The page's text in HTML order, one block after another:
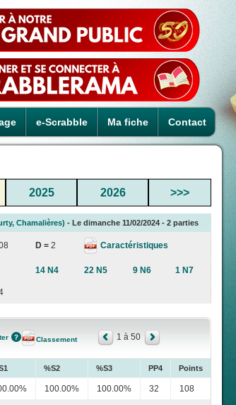
e-Scrabble Ma fiche Contact
2025 2026 >>>
Chamalières) - Le dimanche 11/02/2024 - 2 parties
D = 2 Caractéristiques
14 N4 22 N5 9 N6 1 N7
Classement 1 à 50
%S2 %S3 PP4 Points
100.00% 100.00% 32 108